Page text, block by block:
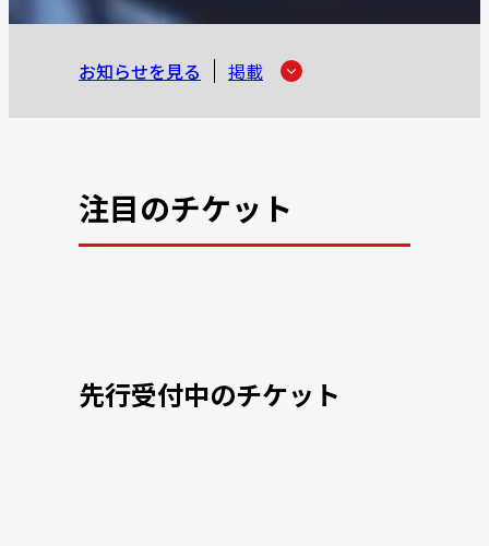
お知らせを見る 掲載
注目のチケット
先行受付中のチケット